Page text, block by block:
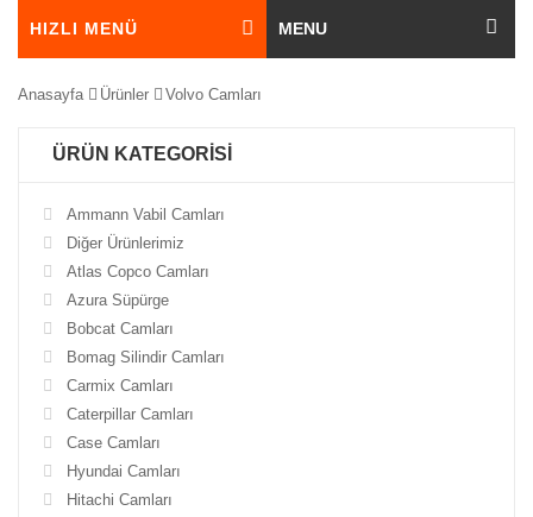
HIZLI MENÜ MENU
Anasayfa Ürünler Volvo Camları
ÜRÜN KATEGORİSİ
Ammann Vabil Camları
Diğer Ürünlerimiz
Atlas Copco Camları
Azura Süpürge
Bobcat Camları
Bomag Silindir Camları
Carmix Camları
Caterpillar Camları
Case Camları
Hyundai Camları
Hitachi Camları